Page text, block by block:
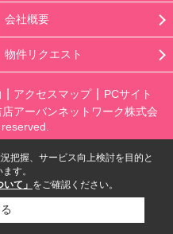
会社概要
物件リクエスト
アクセスマップ
PCサイト
アーバンネットワーク株式会
把握、サービス向上検討を目的と
す。
て」 をご確認ください。